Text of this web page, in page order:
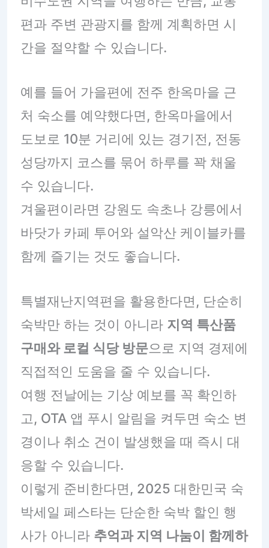
편과 주변 관광지를 함께 계획하면 시
간을 절약할 수 있습니다.
예를 들어 가을편에 전주 한옥마을 근
처 숙소를 예약했다면, 한옥마을에서
도보로 10분 거리에 있는 경기전, 전동
성당까지 코스를 묶어 하루를 꽉 채울
수 있습니다.
겨울편이라면 강원도 속초나 강릉에서
바닷가 카페 투어와 설악산 케이블카를
함께 즐기는 것도 좋습니다.
특별재난지역편을 활용한다면, 단순히
숙박만 하는 것이 아니라 지역 특산품
구매와 로컬 식당 방문으로 지역 경제에
직접적인 도움을 줄 수 있습니다.
여행 전날에는 기상 예보를 꼭 확인하
고, OTA 앱 푸시 알림을 켜두면 숙소 변
경이나 취소 건이 발생했을 때 즉시 대
응할 수 있습니다.
이렇게 준비한다면, 2025 대한민국 숙
박세일 페스타는 단순한 숙박 할인 행
사가 아니라 추억과 지역 나눔이 함께하